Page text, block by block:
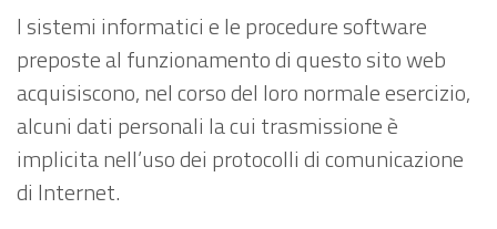
I sistemi informatici e le procedure software
preposte al funzionamento di questo sito web
acquisiscono, nel corso del loro normale esercizio,
alcuni dati personali la cui trasmissione è
implicita nell’uso dei protocolli di comunicazione
di Internet.